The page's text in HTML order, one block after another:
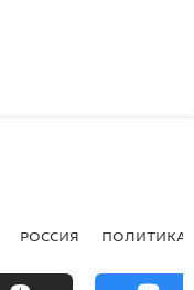
РОССИЯ ПОЛИТИКА